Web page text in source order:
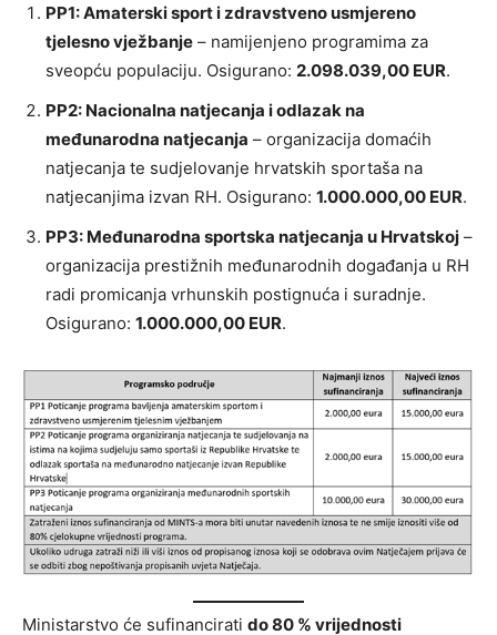
PP1: Amaterski sport i zdravstveno usmjereno
tjelesno vježbanje – namijenjeno programima za
sveopću populaciju. Osigurano: 2.098.039,00 EUR.
PP2: Nacionalna natjecanja i odlazak na
međunarodna natjecanja – organizacija domaćih
natjecanja te sudjelovanje hrvatskih sportaša na
natjecanjima izvan RH. Osigurano: 1.000.000,00 EUR.
PP3: Međunarodna sportska natjecanja u Hrvatskoj –
organizacija prestižnih međunarodnih događanja u RH
radi promicanja vrhunskih postignuća i suradnje.
Osigurano: 1.000.000,00 EUR.
Ministarstvo će sufinancirati do 80 % vrijednosti